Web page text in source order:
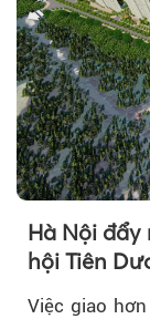
Hà Nội đẩy
hội Tiên
Việc giao